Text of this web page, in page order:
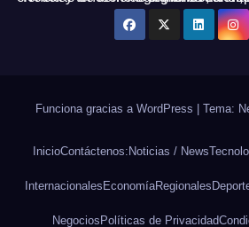
Funciona gracias a WordPress Tema:
InicioContáctenos: Noticias / News
Internacionales EconomíaRegionales
Negocios Políticas de Privacidad